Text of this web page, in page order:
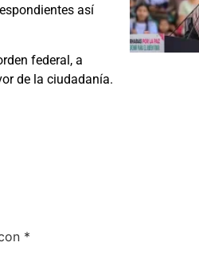
así
federal, a
de la ciudadanía.
*